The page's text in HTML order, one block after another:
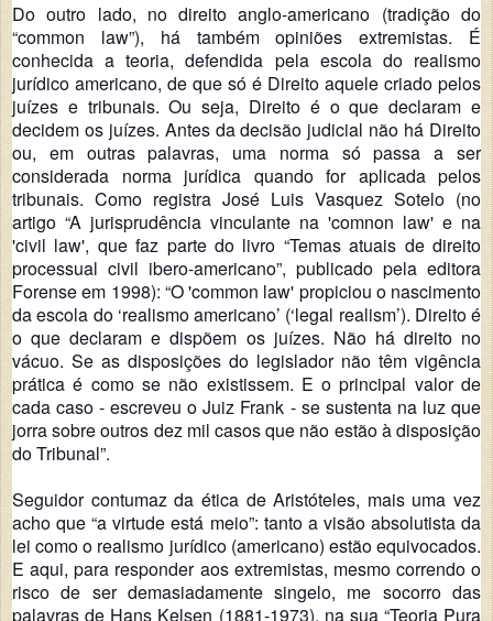
Do outro lado, no direito anglo-americano (tradição do
“common law”), há também opiniões extremistas. É
conhecida a teoria, defendida pela escola do realismo
jurídico americano, de que só é Direito aquele criado pelos
juízes e tribunais. Ou seja, Direito é o que declaram e
decidem os juízes. Antes da decisão judicial não há Direito
ou, em outras palavras, uma norma só passa a ser
considerada norma jurídica quando for aplicada pelos
tribunais. Como registra José Luis Vasquez Sotelo (no
artigo “A jurisprudência vinculante na 'comnon law' e na
'civil law', que faz parte do livro “Temas atuais de direito
processual civil ibero-americano”, publicado pela editora
Forense em 1998): “O 'common law' propiciou o nascimento
da escola do ‘realismo americano’ (‘legal realism’). Direito é
o que declaram e dispõem os juízes. Não há direito no
vácuo. Se as disposições do legislador não têm vigência
prática é como se não existissem. E o principal valor de
cada caso - escreveu o Juiz Frank - se sustenta na luz que
jorra sobre outros dez mil casos que não estão à disposição
do Tribunal”.
Seguidor contumaz da ética de Aristóteles, mais uma vez
acho que “a virtude está meio”: tanto a visão absolutista da
lei como o realismo jurídico (americano) estão equivocados.
E aqui, para responder aos extremistas, mesmo correndo o
risco de ser demasiadamente singelo, me socorro das
palavras de Hans Kelsen (1881-1973), na sua “Teoria Pura